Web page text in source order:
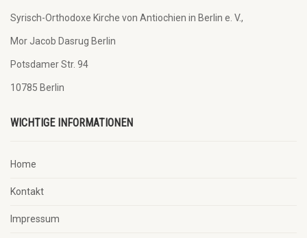
Syrisch-Orthodoxe Kirche von Antiochien in Berlin e. V.,
Mor Jacob Dasrug Berlin
Potsdamer Str. 94
10785 Berlin
WICHTIGE INFORMATIONEN
Home
Kontakt
Impressum